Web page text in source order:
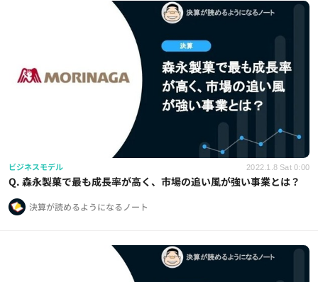
ビジネスモデル 2022.1.8 Sat 0:00
Q. 森永製菓で最も成長率が高く、市場の追い風が強い事業とは？
決算が読めるようになるノート